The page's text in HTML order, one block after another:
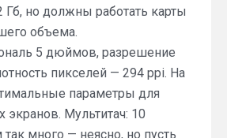
но должны работать карты
объема.
5 дюймов, разрешение
пикселей — 294 ppi. На
параметры для
Мультитач: 10
так много — неясно, но пусть